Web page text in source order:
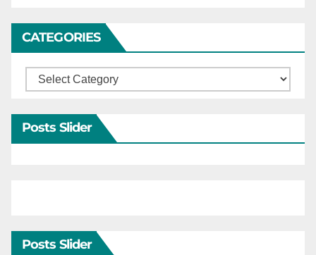
CATEGORIES
Categories
Posts Slider
Posts Slider